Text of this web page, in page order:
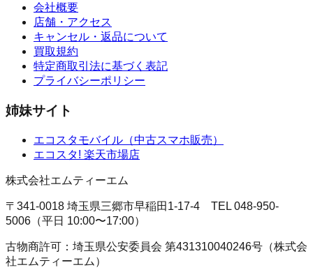
会社概要
店舗・アクセス
キャンセル・返品について
買取規約
特定商取引法に基づく表記
プライバシーポリシー
姉妹サイト
エコスタモバイル （中古スマホ販売）
エコスタ! 楽天市場店
株式会社エムティーエム
〒341-0018 埼玉県三郷市早稲田1-17-4 TEL 048-950-
5006 （平日 10:00〜17:00）
古物商許可： 埼玉県公安委員会 第431310040246号 （株式会
社エムティーエム ）